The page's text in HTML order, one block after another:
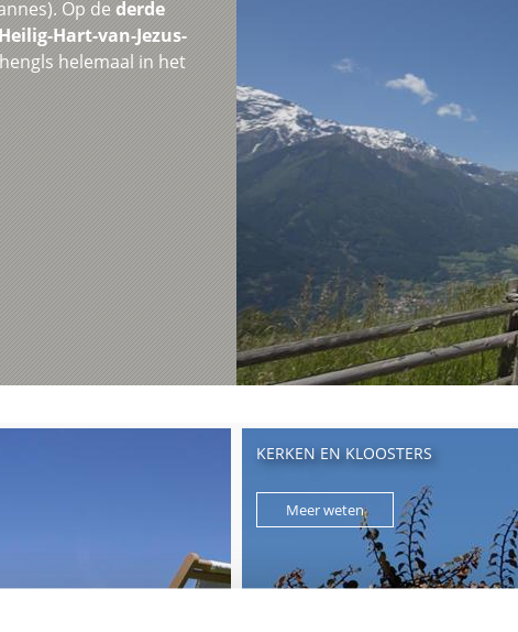
Op dederde
Heilig-Hart-van-Jezus-
helemaal in het
KERKEN EN KLOOSTERS
Meer weten